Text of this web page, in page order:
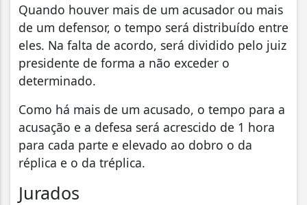
Quando houver mais de um acusador ou mais
de um defensor, o tempo será distribuído entre
eles. Na falta de acordo, será dividido pelo juiz
presidente de forma a não exceder o
determinado.
Como há mais de um acusado, o tempo para a
acusação e a defesa será acrescido de 1 hora
para cada parte e elevado ao dobro o da
réplica e o da tréplica.
Jurados